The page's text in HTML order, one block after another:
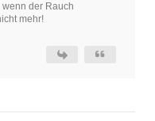
der Rauch
mehr!